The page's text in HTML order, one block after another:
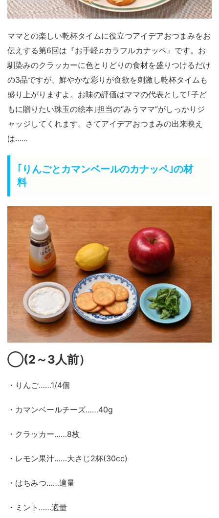
ママとの楽しい乾杯タイムに役立つアイデアおつまみをお
伝えする第6回は『お手軽♫カラフルカナッペ』です。お
馴染みのクラッカーに色とりどりの食材を盛りつけるだけ
の3品ですが、鮮やかな彩りが食欲を刺激し乾杯タイムも
盛り上がりますよ。お味の評価はママの代表として｢子ど
もに贈りたい珠玉の絵本｣担当の“みうママ”がしっかりジ
ャッジしてくれます。さてアイデアおつまみの出来映え
は……
｢りんごとカマンベールのカナッペ｣の材
料
◯(2～3人前）
・りんご……1/4個
・カマンベールチーズ……40g
・クラッカー……8枚
・レモン果汁……大さじ2杯(30cc)
・はちみつ……適量
・ミント……適量